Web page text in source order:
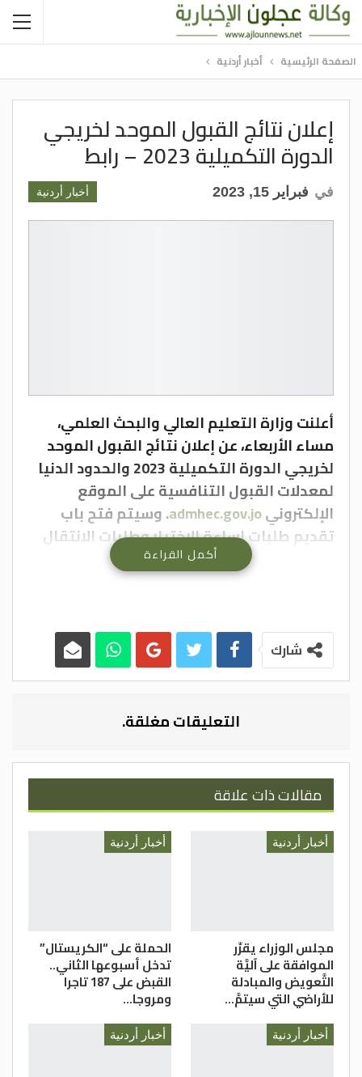
الصفحة الرئيسية أخبار أردنية
إعلان نتائج القبول الموحد لخريجي
الدورة التكميلية 2023 – رابط
أخبار أردنية في فبراير 15, 2023
أعلنت وزارة التعليم العالي والبحث العلمي،
مساء الأربعاء، عن إعلان نتائج القبول الموحد
لخريجي الدورة التكميلية 2023 والحدود الدنيا
لمعدلات القبول التنافسية على الموقع
الإلكترونيadmhec.gov.jo. وسيتم فتح باب
تقديم طلبات إساءة الاختيار وطلبات الانتقال
من تخصص إلى آخر ومن جامعة إلى أخرى مطلع
الأسبوع المقبل.
أكمل القراءة
شارك
التعليقات مغلقة.
مقالات ذات علاقة
أخبار أردنية
مجلس الوزراء يقرِّر
الموافقة على آليَّة
التَّعويض والمبادلة
للأراضي التي سيتمَّ…
أخبار أردنية
الحملة على “الكريستال”
تدخل أسبوعها الثاني..
القبض على 187 تاجرا
ومروجا…
أخبار أردنية أخبار أردنية